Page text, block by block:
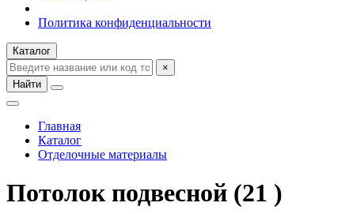
Политика конфиденциальности
Каталог
×
Найти
Главная
Каталог
Отделочные материалы
Потолок подвесной (21 )